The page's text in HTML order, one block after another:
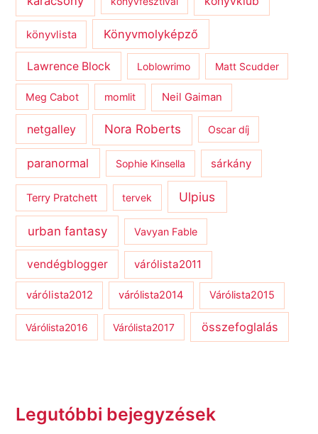
könyvlista Könyvmolyképző
Lawrence Block Loblowrimo Matt Scudder
Meg Cabot momlit Neil Gaiman
netgalley Nora Roberts Oscar díj
paranormal Sophie Kinsella sárkány
Terry Pratchett tervek Ulpius
urban fantasy Vavyan Fable
vendégblogger várólista2011
várólista2012 várólista2014 Várólista2015
Várólista2016 Várólista2017 összefoglalás
Legutóbbi bejegyzések